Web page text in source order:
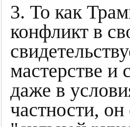
3. То как
конфликт в
мастерстве и
даже в
частности,